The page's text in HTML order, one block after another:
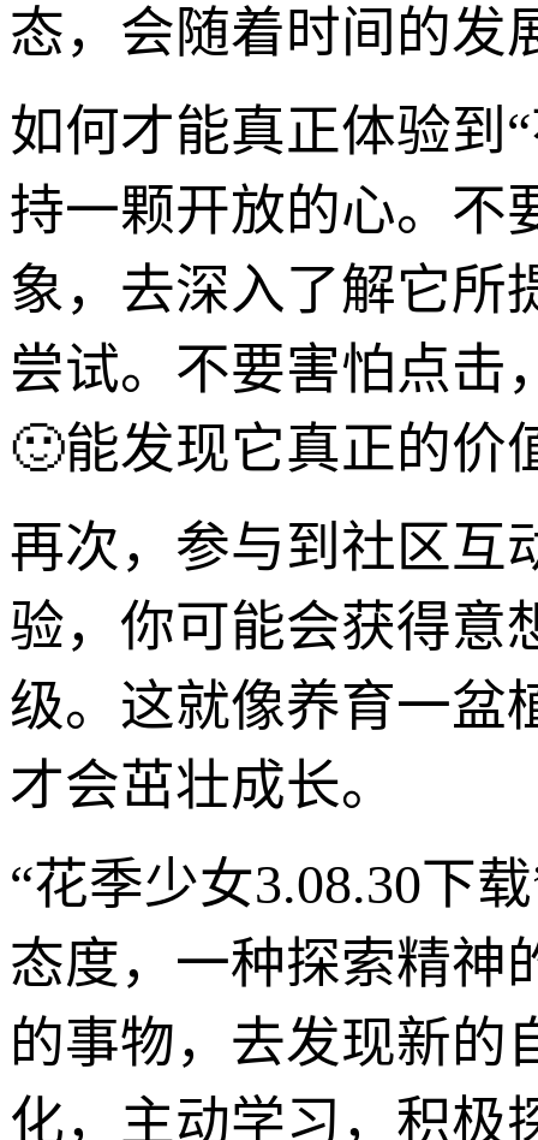
态，会随着时间的发
如何才能真正体验到
持一颗开放的心。不
象，去深入了解它所
尝试。不要害怕点击
🙂能发现它真正的价
再次，参与到社区互
验，你可能会获得意
级。这就像养育一盆
才会茁壮成长。
“花季少女3.08.30下
态度，一种探索精神
的事物，去发现新的
化，主动学习，积极